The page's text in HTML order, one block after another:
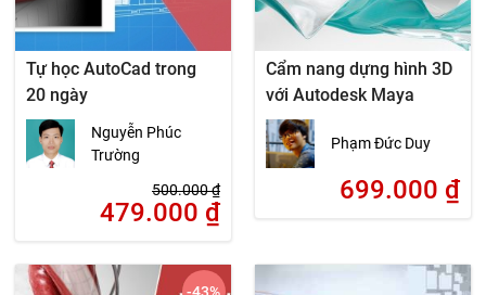
Tự học AutoCad trong
20 ngày
Nguyễn Phúc
Trường
500.000₫
479.000 ₫
Cẩm nang dựng hình 3D
với Autodesk Maya
Phạm Đức Duy
699.000 ₫